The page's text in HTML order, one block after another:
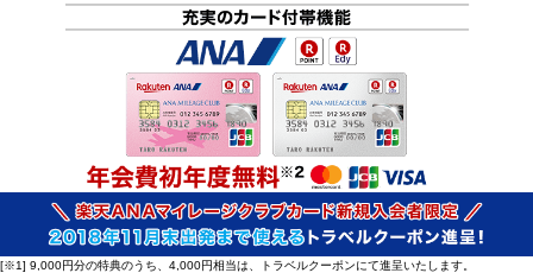
[※1] 9,000円分の特典のうち、4,000円相当は、トラベルクーポンにて進呈いたします。